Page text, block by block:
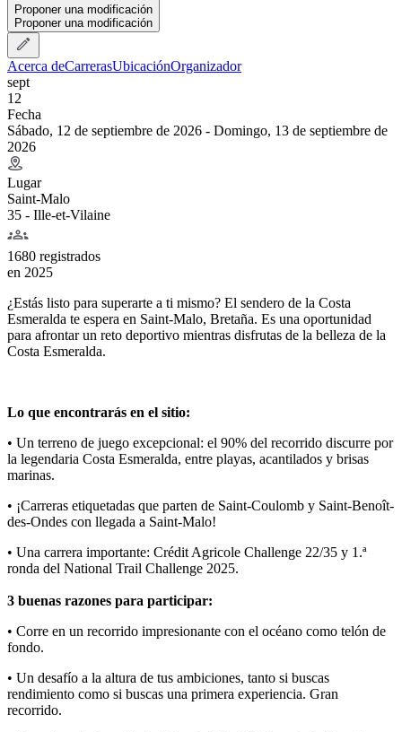
Proponer una modificación
Proponer una modificación
Acerca deCarrerasUbicaciónOrganizador
sept
12
Fecha
Sábado, 12 de septiembre de 2026 - Domingo, 13 de septiembre de
2026
Lugar
Saint-Malo
35 - Ille-et-Vilaine
1680 registrados
en 2025
¿Estás listo para superarte a ti mismo? El sendero de la Costa
Esmeralda te espera en Saint-Malo, Bretaña. Es una oportunidad
para afrontar un reto deportivo mientras disfrutas de la belleza de la
Costa Esmeralda.
Lo que encontrarás en el sitio:
• Un terreno de juego excepcional: el 90% del recorrido discurre por
la legendaria Costa Esmeralda, entre playas, acantilados y brisas
marinas.
• ¡Carreras etiquetadas que parten de Saint-Coulomb y Saint-Benoît-
des-Ondes con llegada a Saint-Malo!
• Una carrera importante: Crédit Agricole Challenge 22/35 y 1.ª
ronda del National Trail Challenge 2025.
3 buenas razones para participar:
• Corre en un recorrido impresionante con el océano como telón de
fondo.
• Un desafío a la altura de tus ambiciones, tanto si buscas
rendimiento como si buscas una primera experiencia. Gran
recorrido.